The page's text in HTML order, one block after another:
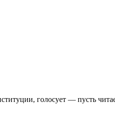
голосует — пусть